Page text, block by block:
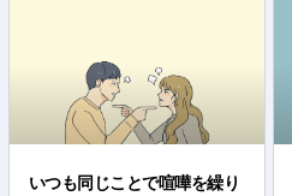
いつも同じことで喧嘩を繰り